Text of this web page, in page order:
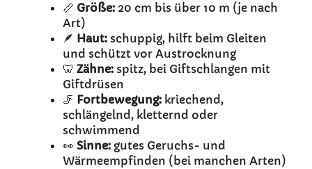
📏 Größe: 20 cm bis über 10 m (je nach
Art)
🪶 Haut: schuppig, hilft beim Gleiten
und schützt vor Austrocknung
🦷 Zähne: spitz, bei Giftschlangen mit
Giftdrüsen
🦵 Fortbewegung: kriechend,
schlängelnd, kletternd oder
schwimmend
👀 Sinne: gutes Geruchs- und
Wärmeempfinden (bei manchen Arten)